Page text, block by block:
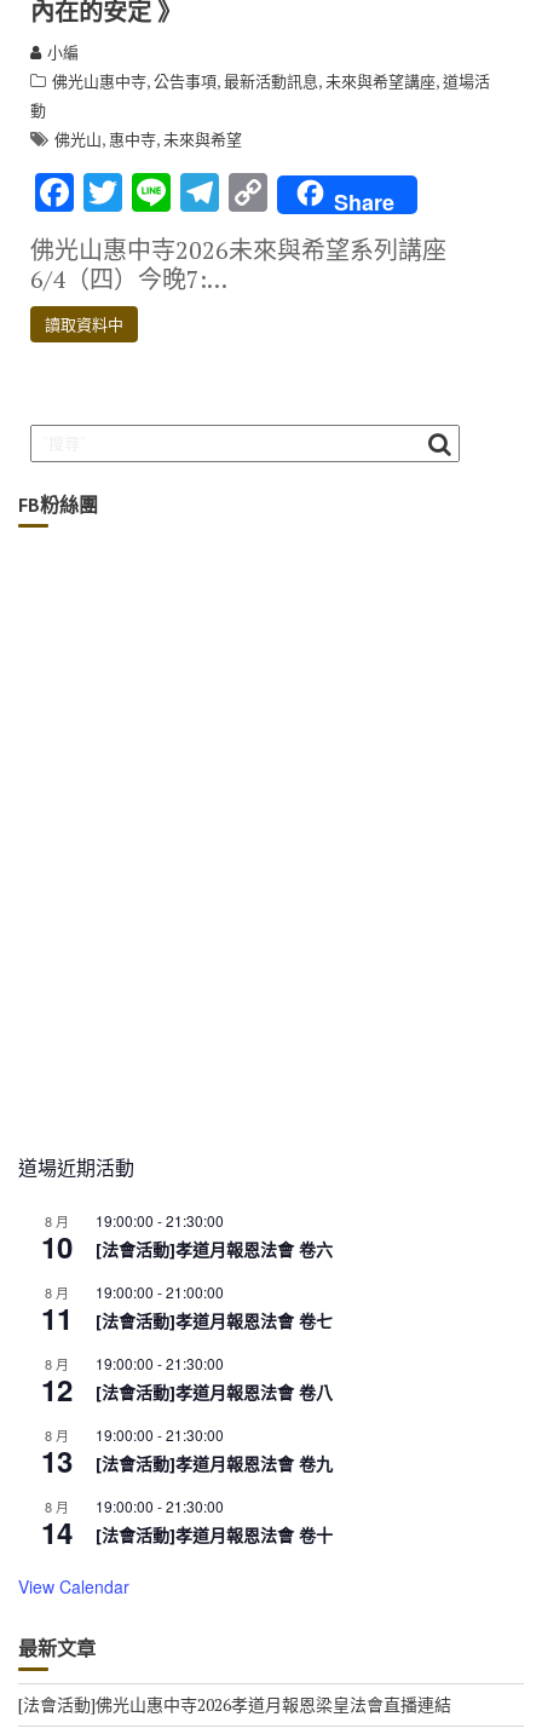
內在的安定 》
小編
佛光山惠中寺,公告事項,最新活動訊息,未來與希望講座,道場活
動
佛光山, 惠中寺,未來與希望
F
ac
e
b
o
k
T
w
it
te
r
Li
n
e
T
el
e
C
o
p
k
Share
佛光山惠中寺2026未來與希望系列講座
6/4（四）今晚7:…
讀取資料中
FB粉絲團
道場近期活動
8 月
10
19:00:00 -21:30:00
[法會活動]孝道月報恩法會 卷六
8 月
11
19:00:00 -21:00:00
[法會活動]孝道月報恩法會 卷七
8 月
12
19:00:00 -21:30:00
[法會活動]孝道月報恩法會 卷八
8 月
13
19:00:00 -21:30:00
[法會活動]孝道月報恩法會 卷九
8 月
14
19:00:00 -21:30:00
[法會活動]孝道月報恩法會 卷十
View Calendar
最新文章
[法會活動]佛光山惠中寺2026孝道月報恩梁皇法會直播連結